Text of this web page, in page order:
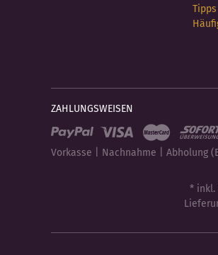
ZAHLUNGSWEISEN
Vorkasse | Nachnahme | Abholung
* inkl.